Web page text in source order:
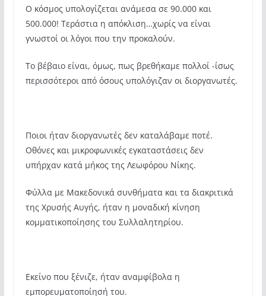
Ο κόσμος υπολογίζεται ανάμεσα σε 90.000 και
500.000! Τεράστια η απόκλιση…χωρίς να είναι
γνωστοί οι λόγοι που την προκαλούν.
Το βέβαιο είναι, όμως, πως βρεθήκαμε πολλοί -ίσως
περισσότεροι από όσους υπολόγιζαν οι διοργανωτές.
Ποιοι ήταν διοργανωτές δεν καταλάβαμε ποτέ.
Οθόνες και μικροφωνικές εγκαταστάσεις δεν
υπήρχαν κατά μήκος της Λεωφόρου Νίκης.
Φύλλα με Μακεδονικά συνθήματα και τα διακριτικά
της Χρυσής Αυγής, ήταν η μοναδική κίνηση
κομματικοποίησης του Συλλαλητηρίου.
Εκείνο που ξένιζε, ήταν αναμφίβολα η
εμπορευματοποίησή του.